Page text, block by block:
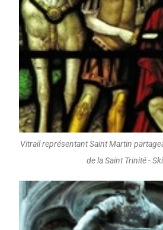
Vitrail représentant Saint Martin
de la Saint Trinité -